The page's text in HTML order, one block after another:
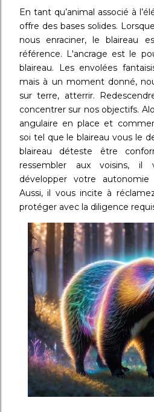
En tant qu’animal associé à
offre des bases solides.
nous enraciner, le blaireau
référence. L'ancrage est le
blaireau. Les envolées
mais à un moment donné,
sur terre, atterrir.
concentrer sur nos objectifs.
angulaire en place et
soi tel que le blaireau vous le
blaireau déteste être
ressembler aux voisins, il
développer votre
Aussi, il vous incite à
protéger avec la diligence